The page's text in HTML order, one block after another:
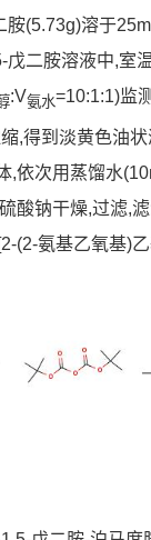
胺(5.73g)溶于
戊二胺溶液中,室
:V氨水=10:1:1)监
,得到淡黄色油
,依次用蒸馏水
酸钠干燥,过滤,
(2-氨基乙氧基)